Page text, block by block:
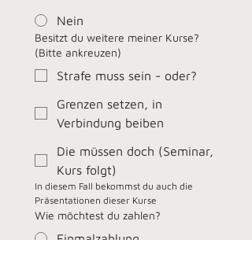
Nein
Besitzt du weitere meiner Kurse?
(Bitte ankreuzen)
Strafe muss sein - oder?
Grenzen setzen, in
Verbindung beiben
Die müssen doch (Seminar,
Kurs folgt)
In diesem Fall bekommst du auch die
Präsentationen dieser Kurse
Wie möchtest du zahlen?
Einmalzahlung